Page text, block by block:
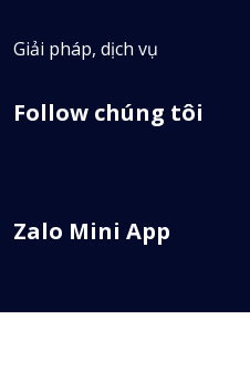
Giải pháp, dịch vụ
Follow chúng tôi
Zalo Mini App